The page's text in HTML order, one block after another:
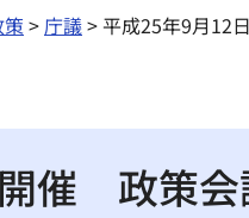
策>庁議> 平成25年9月12
催 政策会